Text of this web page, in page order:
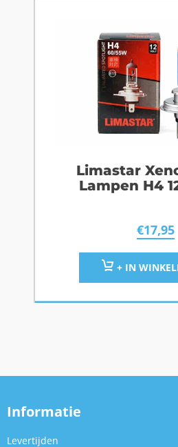
Limastar
Lampen H4
€17,95
+ IN
Informatie
Levertijden